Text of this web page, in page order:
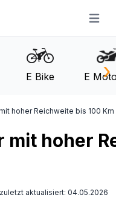
Open
›
E Bike E
hoher Reichweite bis 100
mit hoher
zuletzt aktualisiert: 04.05.2026